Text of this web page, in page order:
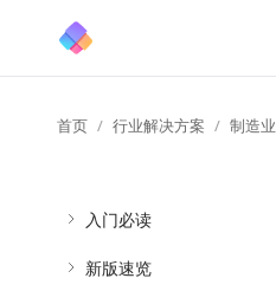
首页 行业解决方案 制造业
入门必读
新版速览